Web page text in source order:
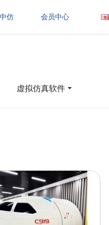
仿 会员中心
虚拟仿真软件